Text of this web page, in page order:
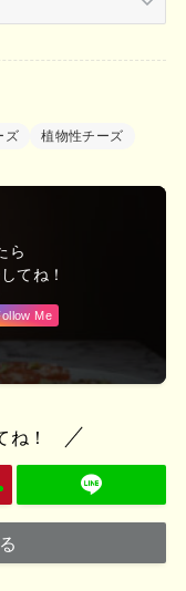
ズ 植物性チーズ
ら
てね！
Me
ね！